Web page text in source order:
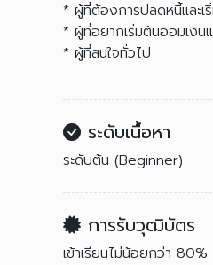
* ผู้ที่ต้องการปลดหนี้และเ
* ผู้ที่อยากเริ่มต้นออมเงิน
* ผู้ที่สนใจทั่วไป
ระดับเนื้อหา
ระดับต้น (Beginner)
การรับวุฒิบัตร
เข้าเรียนไม่น้อยกว่า